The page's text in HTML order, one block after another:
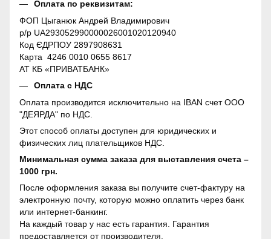
Оплата по реквизитам:
ФОП Цыганюк Андрей Владимирович
р/р UA293052990000026001020120940
Код ЄДРПОУ 2897908631
Карта 4246 0010 0655 8617
АТ КБ «ПРИВАТБАНК»
Оплата с НДС
Оплата производится исключительно на IBAN счет ООО
"ДЕЯРДА" по НДС.
Этот способ оплаты доступен для юридических и
физических лиц плательщиков НДС.
Минимальная сумма заказа для выставления счета –
1000 грн.
После оформления заказа вы получите счет-фактуру на
электронную почту, которую можно оплатить через банк
или интернет-банкинг.
На каждый товар у нас есть гарантия. Гарантия
предоставляется от производителя.